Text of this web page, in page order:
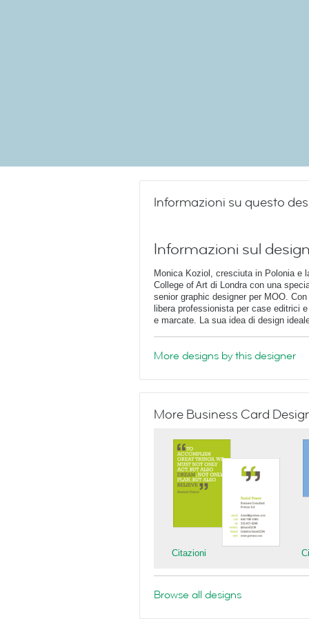
Informazioni su questo
Informazioni sul
Monica Koziol, cresciuta in Polonia e
College of Art di Londra con una
senior graphic designer per MOO.
libera professionista per case editrici
e marcate. La sua idea di design
More designs by this designer
More Business Card
Citazioni
Browse all designs